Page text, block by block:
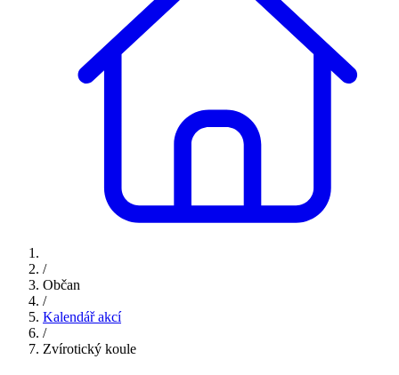
/
Občan
/
Kalendář akcí
/
Zvírotický koule